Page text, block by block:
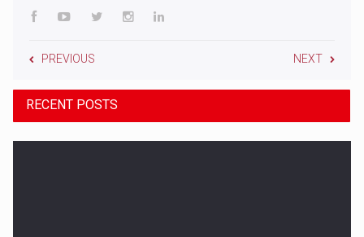
PREVIOUS NEXT
RECENT POSTS